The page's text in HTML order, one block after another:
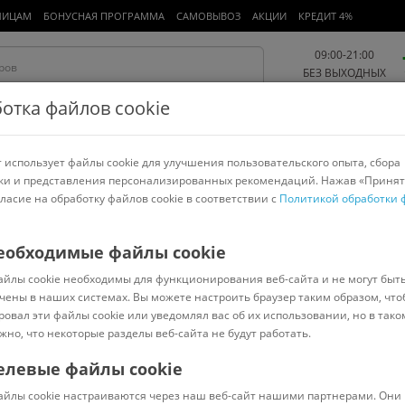
БОНУСНАЯ ПРОГРАММА САМОВЫВОЗ АКЦИИ КРЕДИТ 4%
09:00-21:00
БЕЗ ВЫХОДНЫХ
Работа и офис Авто и мото Детям и мамам Красота и
спорт
ASUS GeForce GTX 1650 GeForce GTX 1660 GeForce RTX 3050
скрыть все
файлов cookie
файлы cookie для улучшения пользовательского опыта, сбора
и представления персонализированных рекомендаций. Нажав
на обработку файлов cookie в соответствии с Политикой обработки
файлы cookie
cookie необходимы для функционирования веб-сайта и не могут
в наших системах. Вы можете настроить браузер таким образом,
эти файлы cookie или уведомлял вас об их использовании, но в
что некоторые разделы веб-сайта не будут работать.
файлы cookie
cookie настраиваются через наш веб-сайт нашими партнерами. Они